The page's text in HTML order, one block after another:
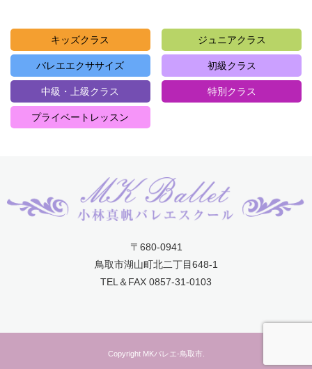
キッズクラス ジュニアクラス
バレエエクササイズ 初級クラス
中級・上級クラス 特別クラス
プライベートレッスン
〒680-0941
鳥取市湖山町北二丁目648-1
TEL＆FAX 0857-31-0103
Copyright MKバレエ-鳥取市.